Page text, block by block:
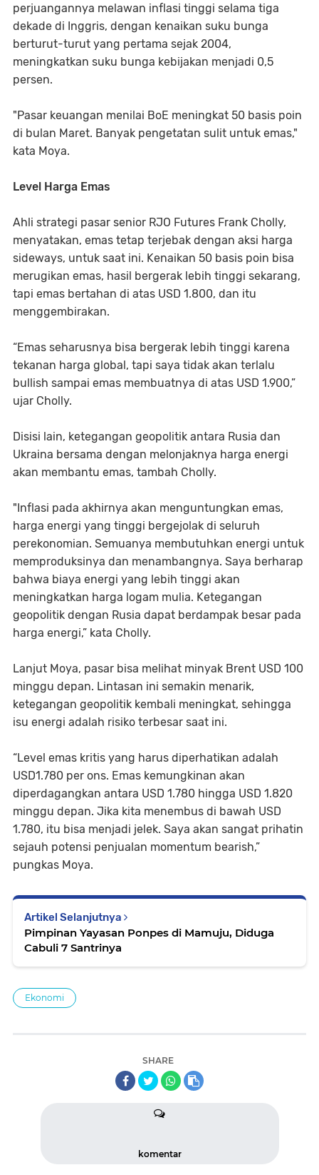
perjuangannya melawan inflasi tinggi selama tiga
dekade di Inggris, dengan kenaikan suku bunga
berturut-turut yang pertama sejak 2004,
meningkatkan suku bunga kebijakan menjadi 0,5
persen.
"Pasar keuangan menilai BoE meningkat 50 basis poin
di bulan Maret. Banyak pengetatan sulit untuk emas,"
kata Moya.
Level Harga Emas
Ahli strategi pasar senior RJO Futures Frank Cholly,
menyatakan, emas tetap terjebak dengan aksi harga
sideways, untuk saat ini. Kenaikan 50 basis poin bisa
merugikan emas, hasil bergerak lebih tinggi sekarang,
tapi emas bertahan di atas USD 1.800, dan itu
menggembirakan.
“Emas seharusnya bisa bergerak lebih tinggi karena
tekanan harga global, tapi saya tidak akan terlalu
bullish sampai emas membuatnya di atas USD 1.900,”
ujar Cholly.
Disisi lain, ketegangan geopolitik antara Rusia dan
Ukraina bersama dengan melonjaknya harga energi
akan membantu emas, tambah Cholly.
"Inflasi pada akhirnya akan menguntungkan emas,
harga energi yang tinggi bergejolak di seluruh
perekonomian. Semuanya membutuhkan energi untuk
memproduksinya dan menambangnya. Saya berharap
bahwa biaya energi yang lebih tinggi akan
meningkatkan harga logam mulia. Ketegangan
geopolitik dengan Rusia dapat berdampak besar pada
harga energi,” kata Cholly.
Lanjut Moya, pasar bisa melihat minyak Brent USD 100
minggu depan. Lintasan ini semakin menarik,
ketegangan geopolitik kembali meningkat, sehingga
isu energi adalah risiko terbesar saat ini.
“Level emas kritis yang harus diperhatikan adalah
USD1.780 per ons. Emas kemungkinan akan
diperdagangkan antara USD 1.780 hingga USD 1.820
minggu depan. Jika kita menembus di bawah USD
1.780, itu bisa menjadi jelek. Saya akan sangat prihatin
sejauh potensi penjualan momentum bearish,”
pungkas Moya.
Artikel Selanjutnya
Pimpinan Yayasan Ponpes di Mamuju, Diduga
Cabuli 7 Santrinya
Ekonomi
SHARE
komentar